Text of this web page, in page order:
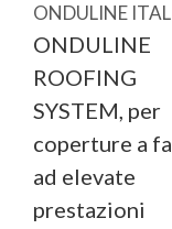
ONDULINE
ONDULINE
ROOFING
SYSTEM, per
coperture a
ad elevate
prestazioni